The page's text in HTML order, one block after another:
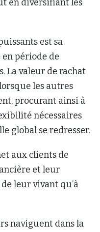
en diversifiant les
est sa
en période de
La valeur de rachat
les autres
procurant ainsi à
nécessaires
global se redresser.
aux clients de
et leur
leur vivant qu’à
naviguent dans la